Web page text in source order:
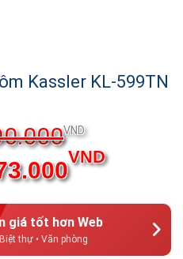
Kassler KL-599TN
VND
VND
giá tốt hơn Web
thự • Văn phòng